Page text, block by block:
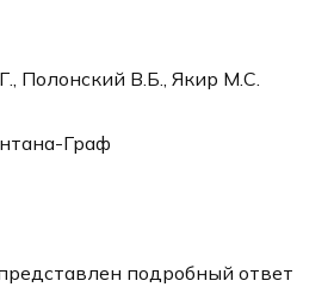
Полонский В.Б., Якир М.С.
Граф
подробный ответ